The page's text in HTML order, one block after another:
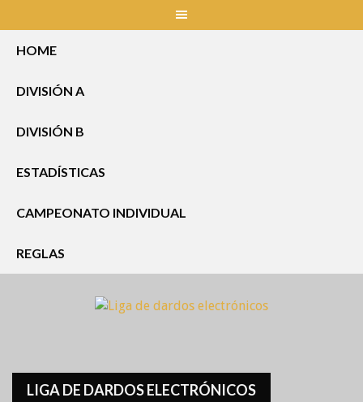
to
content
HOME
DIVISIÓN A
DIVISIÓN B
ESTADÍSTICAS
CAMPEONATO INDIVIDUAL
REGLAS
LIGA DE DARDOS ELECTRÓNICOS